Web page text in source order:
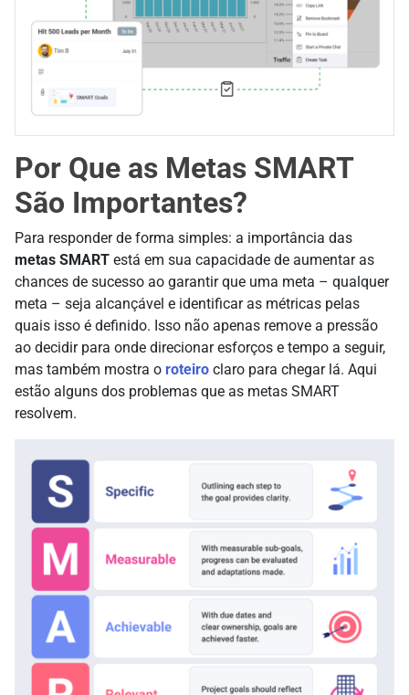
Por Que as Metas SMART
São Importantes?
Para responder de forma simples: a importância das
metas SMART está em sua capacidade de aumentar as
chances de sucesso ao garantir que uma meta – qualquer
meta – seja alcançável e identificar as métricas pelas
quais isso é definido. Isso não apenas remove a pressão
ao decidir para onde direcionar esforços e tempo a seguir,
mas também mostra o roteiro claro para chegar lá. Aqui
estão alguns dos problemas que as metas SMART
resolvem.